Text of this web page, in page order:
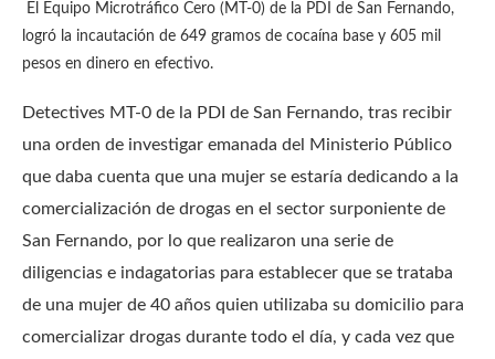
El Equipo Microtráfico Cero (MT-0) de la PDI de San Fernando,
logró la incautación de 649 gramos de cocaína base y 605 mil
pesos en dinero en efectivo.
Detectives MT-0 de la PDI de San Fernando, tras recibir
una orden de investigar emanada del Ministerio Público
que daba cuenta que una mujer se estaría dedicando a la
comercialización de drogas en el sector surponiente de
San Fernando, por lo que realizaron una serie de
diligencias e indagatorias para establecer que se trataba
de una mujer de 40 años quien utilizaba su domicilio para
comercializar drogas durante todo el día, y cada vez que